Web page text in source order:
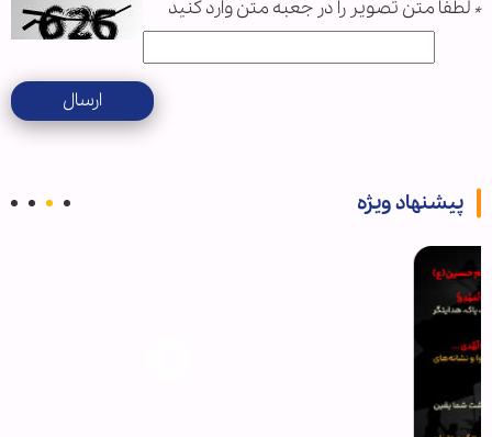
* لطفا متن تصویر را در جعبه متن وارد کنید
ارسال
پیشنهاد ویژه